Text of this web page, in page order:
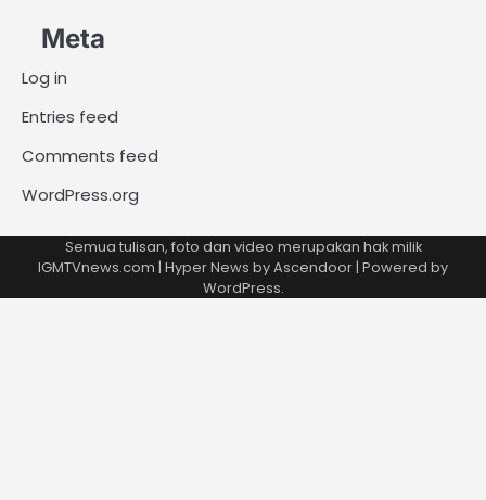
Meta
Log in
Entries feed
Comments feed
WordPress.org
Semua tulisan, foto dan video merupakan hak milik
IGMTVnews.com | Hyper News byAscendoor| Powered by
WordPress.